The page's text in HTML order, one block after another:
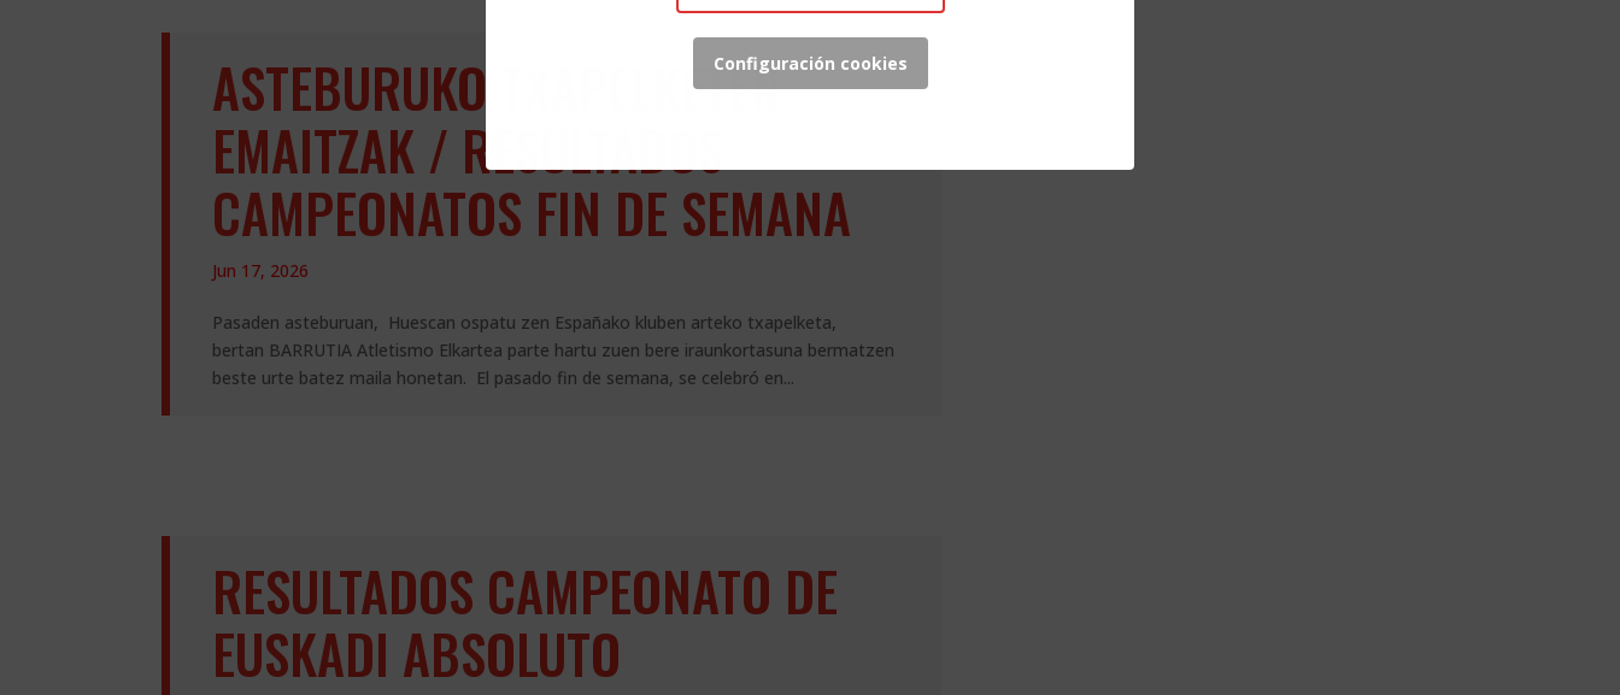
ASTEBURUKO TXAPELKETEN
EMAITZAK / RESULTADOS
CAMPEONATOS FIN DE SEMANA
Jun 17, 2026
Pasaden asteburuan, Huescan ospatu zen Españako kluben arteko txapelketa,
bertan BARRUTIA Atletismo Elkartea parte hartu zuen bere iraunkortasuna bermatzen
beste urte batez maila honetan. El pasado fin de semana, se celebró en...
RESULTADOS CAMPEONATO DE
EUSKADI ABSOLUTO
Configuración cookies